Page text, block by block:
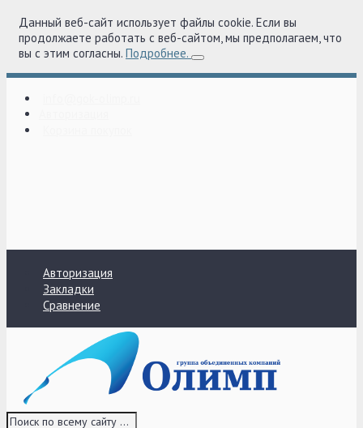
Данный веб-сайт использует файлы cookie. Если вы
продолжаете работать с веб-сайтом, мы предполагаем, что
вы с этим согласны. Подробнее.
Авторизация
Закладки
Сравнение